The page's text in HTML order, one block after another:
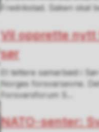
Fredrikstad. Saken skal
Vil opprette
sør
Et tettere samarbeid i
Norges forsvarsevne.
Forsvarsforum S...
NATO-senter: